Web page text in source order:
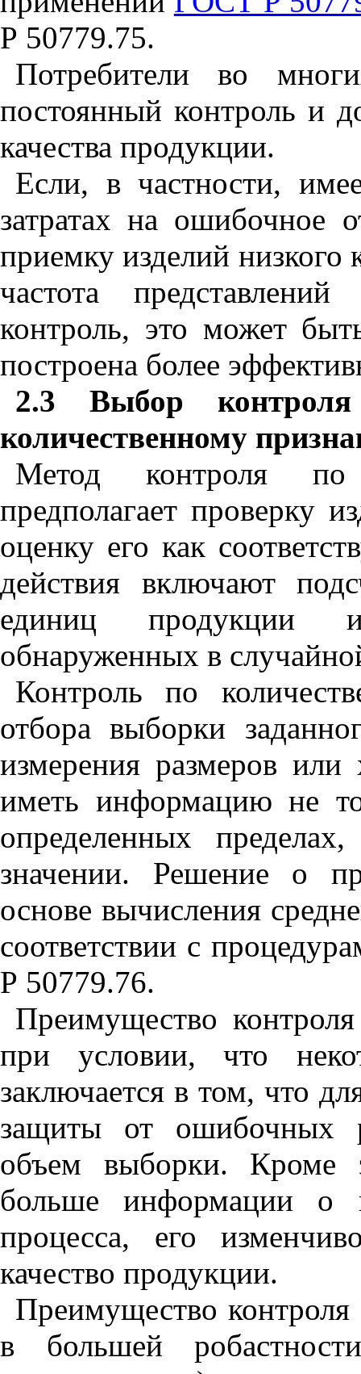
Р 50779.75.
Потребители во
постоянный контроль и
качества продукции.
Если, в частности,
затратах на ошибочное
приемку изделий низкого
частота
контроль, это может
построена более
2.3 Выбор
количественному
Метод контроля по
предполагает проверку
оценку его как
действия включают
единиц продукции
обнаруженных в
Контроль по
отбора выборки
измерения размеров или
иметь информацию не
определенных
значении. Решение о
основе вычисления
соответствии с
Р 50779.76.
Преимущество
при условии, что
заключается в том, что
защиты от ошибочных
объем выборки. Кроме
больше информации о
процесса, его
качество продукции.
Преимущество контроля
в большей